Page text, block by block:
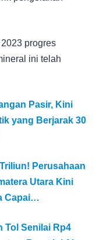
progres
ini telah
Pasir, Kini
yang Berjarak 30
Perusahaan
Utara Kini
Capai…
Tol Senilai Rp4